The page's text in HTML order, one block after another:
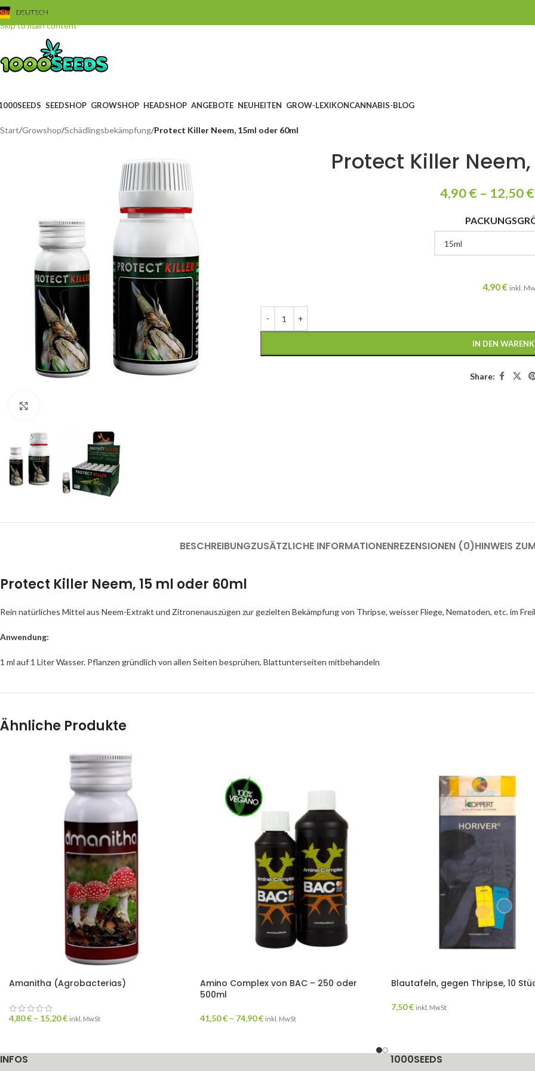
Skip to navigation
Skip to main content
DEUTSCH
SEEDSHOP GROWSHOP HEADSHOP ANGEBOTE NEUHEITEN GROW-LEXIKONCANNABIS-BLOG
Start/Growshop/Schädlingsbekämpfung/Protect Killer Neem, 15ml oder 60ml
Protect Killer
4,90€ – 12,50€
4,90€ inkl.
IN DEN
Share:
BESCHREIBUNGZUSÄTZLICHE INFORMATIONENREZENSIONEN (0)HINWEIS
Protect Killer Neem, 15 ml oder 60ml
Rein natürliches Mittel aus Neem-Extrakt und Zitronenauszügen zur gezielten Bekämpfung von Thripse, weisser Fliege, Nematoden, etc. im
Anwendung:
1 ml auf 1 Liter Wasser. Pflanzen gründlich von allen Seiten besprühen, Blattunterseiten mitbehandeln
Ähnliche Produkte
Amanitha (Agrobacterias)
4,80€ – 15,20€ inkl. MwSt
Amino Complex von BAC – 250 oder
500ml
41,50€ – 74,90€ inkl. MwSt
Blautafeln, gegen Thripse, 10
7,50€ inkl. MwSt
INFOS 1000SEEDS